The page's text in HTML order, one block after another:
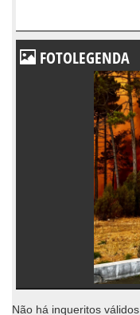
FOTOLEGENDA
Não há inqueritos válidos.